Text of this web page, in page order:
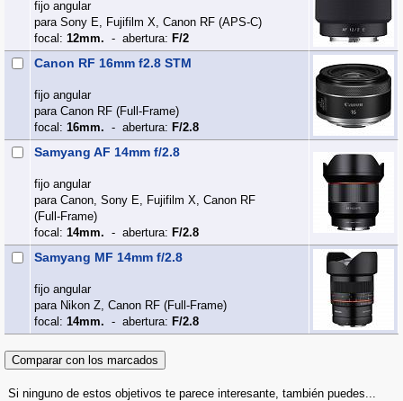
fijo angular
para Sony E, Fujifilm X, Canon RF (APS‑C)
focal: 12mm. - abertura: F/2
Canon RF 16mm f2.8 STM
fijo angular
para Canon RF (Full‑Frame)
focal: 16mm. - abertura: F/2.8
Samyang AF 14mm f/2.8
fijo angular
para Canon, Sony E, Fujifilm X, Canon RF
(Full‑Frame)
focal: 14mm. - abertura: F/2.8
Samyang MF 14mm f/2.8
fijo angular
para Nikon Z, Canon RF (Full‑Frame)
focal: 14mm. - abertura: F/2.8
Si ninguno de estos objetivos te parece interesante, también puedes...